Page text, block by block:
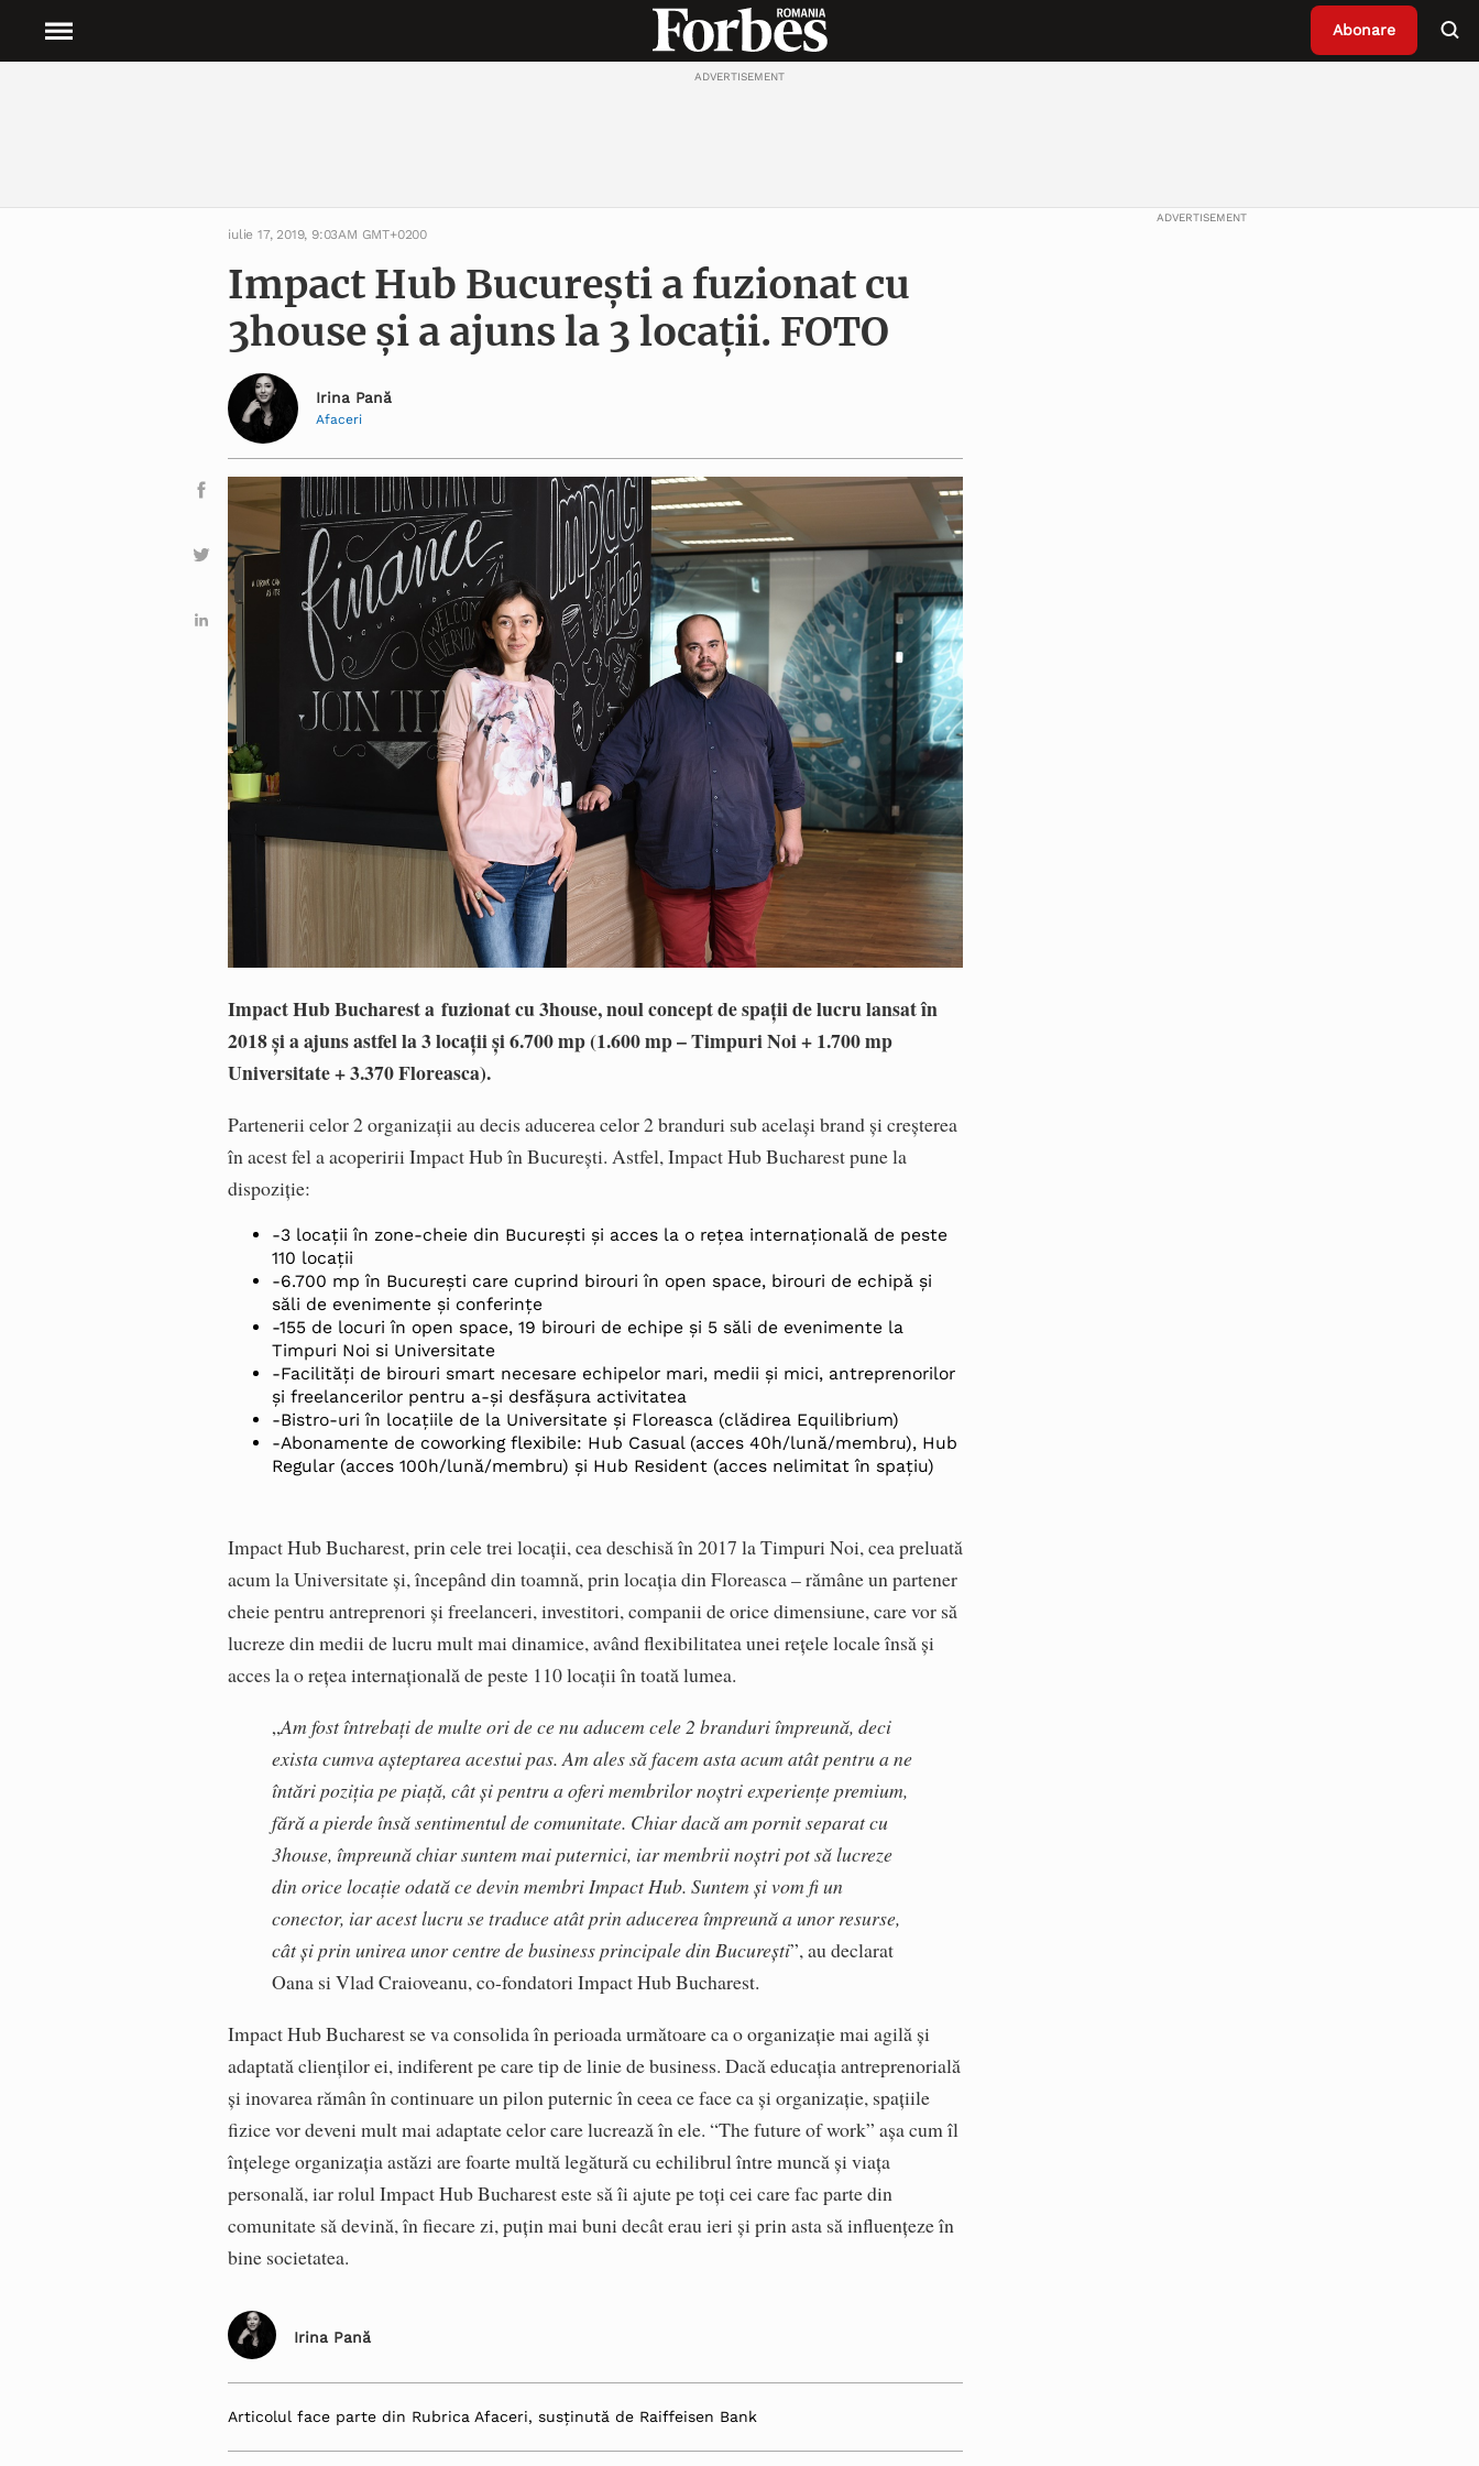
Abonare
ADVERTISEMENT
iulie 17, 2019, 9:03AM GMT+0200
Impact Hub București a fuzionat cu
3house și a ajuns la 3 locații. FOTO
Irina Pană
Afaceri
Impact Hub Bucharest a fuzionat cu 3house, noul concept de spații de lucru lansat în
2018 și a ajuns astfel la 3 locații și 6.700 mp (1.600 mp – Timpuri Noi + 1.700 mp
Universitate + 3.370 Floreasca).
Partenerii celor 2 organizații au decis aducerea celor 2 branduri sub același brand și creșterea
în acest fel a acoperirii Impact Hub în București. Astfel, Impact Hub Bucharest pune la
dispoziție:
-3 locații în zone-cheie din București și acces la o rețea internațională de peste
110 locații
-6.700 mp în București care cuprind birouri în open space, birouri de echipă și
săli de evenimente și conferințe
-155 de locuri în open space, 19 birouri de echipe și 5 săli de evenimente la
Timpuri Noi si Universitate
-Facilități de birouri smart necesare echipelor mari, medii și mici, antreprenorilor
și freelancerilor pentru a-și desfășura activitatea
-Bistro-uri în locațiile de la Universitate și Floreasca (clădirea Equilibrium)
-Abonamente de coworking flexibile: Hub Casual (acces 40h/lună/membru), Hub
Regular (acces 100h/lună/membru) și Hub Resident (acces nelimitat în spațiu)
Impact Hub Bucharest, prin cele trei locații, cea deschisă în 2017 la Timpuri Noi, cea preluată
acum la Universitate și, începând din toamnă, prin locația din Floreasca – rămâne un partener
cheie pentru antreprenori și freelanceri, investitori, companii de orice dimensiune, care vor să
lucreze din medii de lucru mult mai dinamice, având flexibilitatea unei rețele locale însă și
acces la o rețea internațională de peste 110 locații în toată lumea.
„Am fost întrebați de multe ori de ce nu aducem cele 2 branduri împreună, deci
exista cumva așteptarea acestui pas. Am ales să facem asta acum atât pentru a ne
întări poziția pe piață, cât și pentru a oferi membrilor noștri experiențe premium,
fără a pierde însă sentimentul de comunitate. Chiar dacă am pornit separat cu
3house, împreună chiar suntem mai puternici, iar membrii noștri pot să lucreze
din orice locație odată ce devin membri Impact Hub. Suntem și vom fi un
conector, iar acest lucru se traduce atât prin aducerea împreună a unor resurse,
cât și prin unirea unor centre de business principale din București”, au declarat
Oana si Vlad Craioveanu, co-fondatori Impact Hub Bucharest.
Impact Hub Bucharest se va consolida în perioada următoare ca o organizație mai agilă și
adaptată clienților ei, indiferent pe care tip de linie de business. Dacă educația antreprenorială
și inovarea rămân în continuare un pilon puternic în ceea ce face ca și organizație, spațiile
fizice vor deveni mult mai adaptate celor care lucrează în ele. “The future of work” așa cum îl
înțelege organizația astăzi are foarte multă legătură cu echilibrul între muncă și viața
personală, iar rolul Impact Hub Bucharest este să îi ajute pe toți cei care fac parte din
comunitate să devină, în fiecare zi, puțin mai buni decât erau ieri și prin asta să influențeze în
bine societatea.
Irina Pană
Articolul face parte din Rubrica Afaceri, susținută de Raiffeisen Bank